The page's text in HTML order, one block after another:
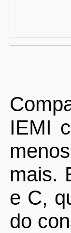
IEMI
mais.
e C,
do